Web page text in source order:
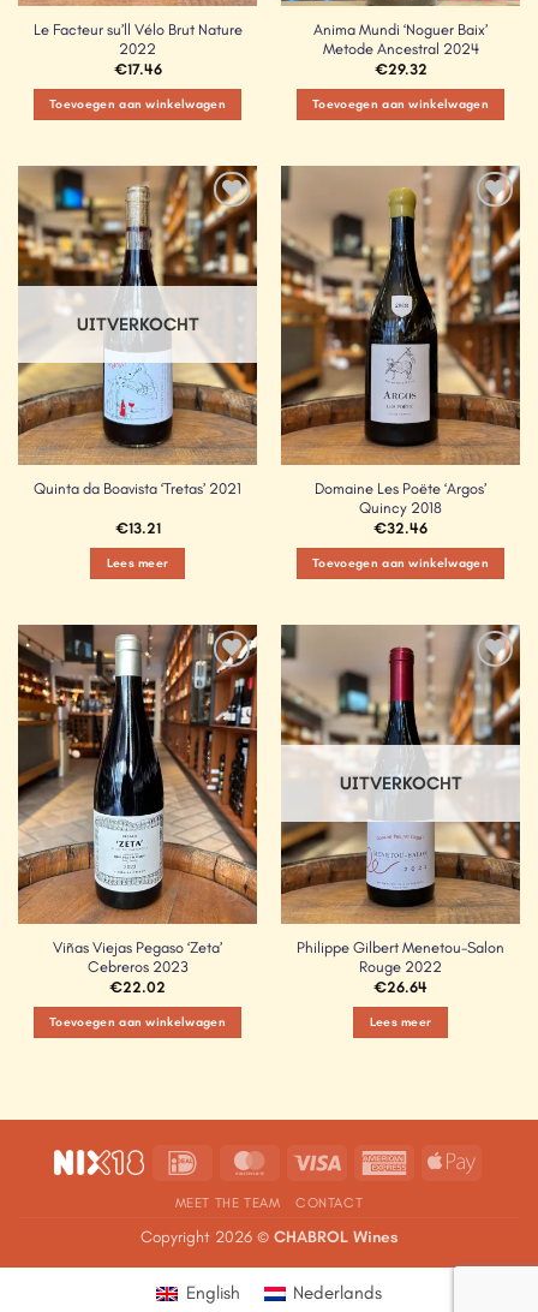
Le Facteur su’ll Vélo Brut Nature
2022
€17.46
Toevoegen aan winkelwagen
Anima Mundi ‘Noguer Baix’
Metode Ancestral 2024
€29.32
Toevoegen aan winkelwagen
Add to
Wishlist
UITVERKOCHT
Quinta da Boavista ‘Tretas’ 2021
€13.21
Lees meer
Add to
Wishlist
Domaine Les Poëte ‘Argos’
Quincy 2018
€32.46
Toevoegen aan winkelwagen
Add to
Wishlist
Viñas Viejas Pegaso ‘Zeta’
Cebreros 2023
€22.02
Toevoegen aan winkelwagen
Add to
Wishlist
UITVERKOCHT
Philippe Gilbert Menetou-Salon
Rouge 2022
€26.64
Lees meer
IDeal MasterCardVisa
AmericanApple
MEET THE TEAM CONTACT
Copyright 2026 © CHABROL Wines
English Nederlands